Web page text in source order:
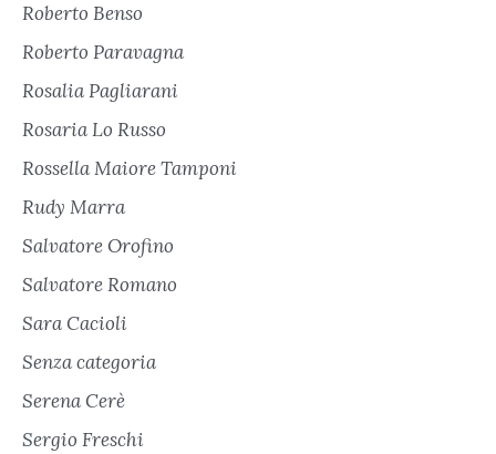
Roberto Benso
Roberto Paravagna
Rosalia Pagliarani
Rosaria Lo Russo
Rossella Maiore Tamponi
Rudy Marra
Salvatore Orofino
Salvatore Romano
Sara Cacioli
Senza categoria
Serena Cerè
Sergio Freschi